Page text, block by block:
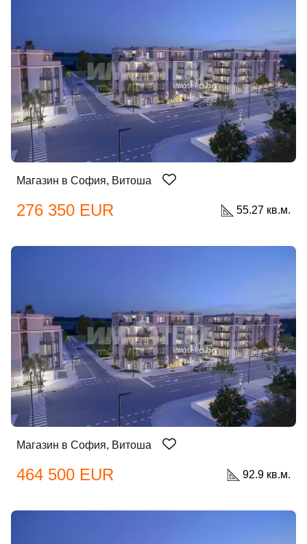
Магазин в София, Витоша
276 350 EUR 55.27 кв.м.
Магазин в София, Витоша
464 500 EUR 92.9 кв.м.